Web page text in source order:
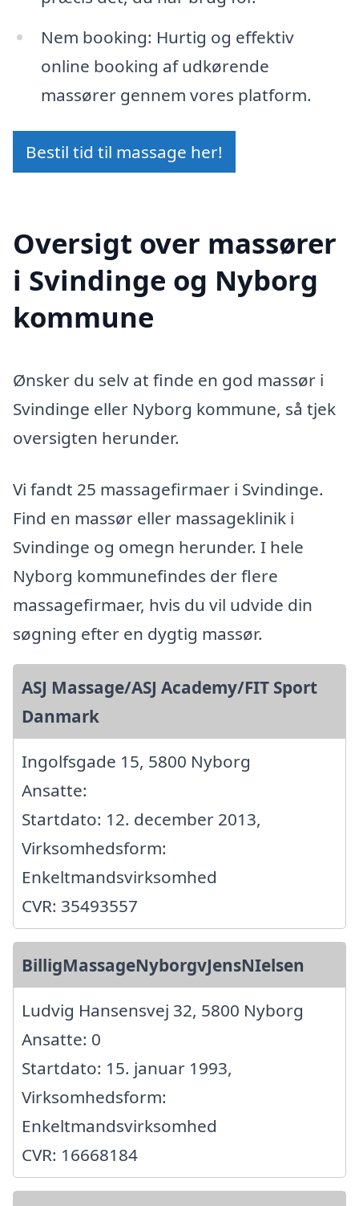
Nem booking: Hurtig og effektiv
online booking af udkørende
massører gennem vores platform.
Bestil tid til massage her!
Oversigt over massører
i Svindinge og Nyborg
kommune
Ønsker du selv at finde en god massør i
Svindinge eller Nyborg kommune, så tjek
oversigten herunder.
Vi fandt 25 massagefirmaer i Svindinge.
Find en massør eller massageklinik i
Svindinge og omegn herunder. I hele
Nyborg kommunefindes der flere
massagefirmaer, hvis du vil udvide din
søgning efter en dygtig massør.
ASJ Massage/ASJ Academy/FIT Sport
Danmark
Ingolfsgade 15, 5800 Nyborg
Ansatte:
Startdato: 12. december 2013,
Virksomhedsform:
Enkeltmandsvirksomhed
CVR: 35493557
BilligMassageNyborgvJensNIelsen
Ludvig Hansensvej 32, 5800 Nyborg
Ansatte: 0
Startdato: 15. januar 1993,
Virksomhedsform:
Enkeltmandsvirksomhed
CVR: 16668184